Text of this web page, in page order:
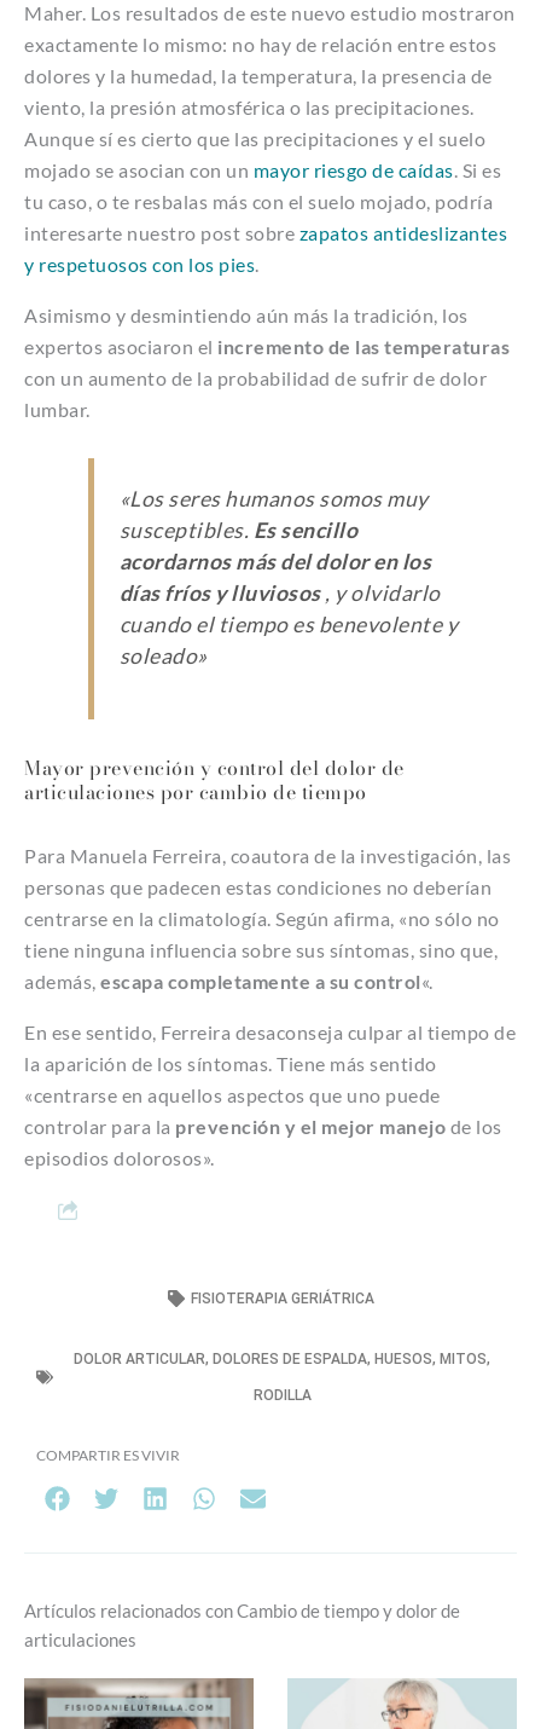
Maher. Los resultados de este nuevo estudio mostraron
exactamente lo mismo: no hay de relación entre estos
dolores y la humedad, la temperatura, la presencia de
viento, la presión atmosférica o las precipitaciones.
Aunque sí es cierto que las precipitaciones y el suelo
mojado se asocian con un mayor riesgo de caídas. Si es
tu caso, o te resbalas más con el suelo mojado, podría
interesarte nuestro post sobre zapatos antideslizantes
y respetuosos con los pies.
Asimismo y desmintiendo aún más la tradición, los
expertos asociaron el incremento de las temperaturas
con un aumento de la probabilidad de sufrir de dolor
lumbar.
«Los seres humanos somos muy
susceptibles. Es sencillo
acordarnos más del dolor en los
días fríos y lluviosos, y olvidarlo
cuando el tiempo es benevolente y
soleado»
Mayor prevención y control del dolor de
articulaciones por cambio de tiempo
Para Manuela Ferreira, coautora de la investigación, las
personas que padecen estas condiciones no deberían
centrarse en la climatología. Según afirma, «no sólo no
tiene ninguna influencia sobre sus síntomas, sino que,
además, escapa completamente a su control«.
En ese sentido, Ferreira desaconseja culpar al tiempo de
la aparición de los síntomas. Tiene más sentido
«centrarse en aquellos aspectos que uno puede
controlar para la prevención y el mejor manejo de los
episodios dolorosos».
FISIOTERAPIA GERIÁTRICA
DOLOR ARTICULAR, DOLORES DE ESPALDA, HUESOS, MITOS,
RODILLA
COMPARTIR ES VIVIR
Artículos relacionados con Cambio de tiempo y dolor de
articulaciones